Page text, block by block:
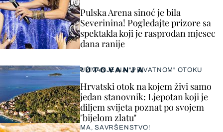
Pulska Arena sinoć je bila
Severinina! Pogledajte prizore sa
spektakla koji je rasprodan mjesec
dana ranije
PUTOVANJA
UŽIVANJE NA "PRIVATNOM" OTOKU
Hrvatski otok na kojem živi samo
jedan stanovnik: Ljepotan koji je
diljem svijeta poznat po svojem
"bijelom zlatu"
MA, SAVRŠENSTVO!